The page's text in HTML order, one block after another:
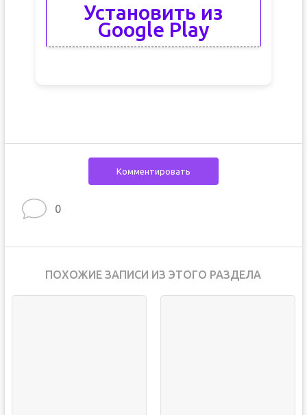
Установить из
Google Play
Комментировать
0
ПОХОЖИЕ ЗАПИСИ ИЗ ЭТОГО РАЗДЕЛА